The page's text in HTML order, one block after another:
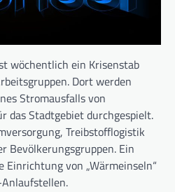
wöchentlich ein Krisenstab
Dort werden
Stromausfalls von
das Stadtgebiet durchgespielt.
Treibstofflogistik
Bevölkerungsgruppen. Ein
von „Wärmeinseln“